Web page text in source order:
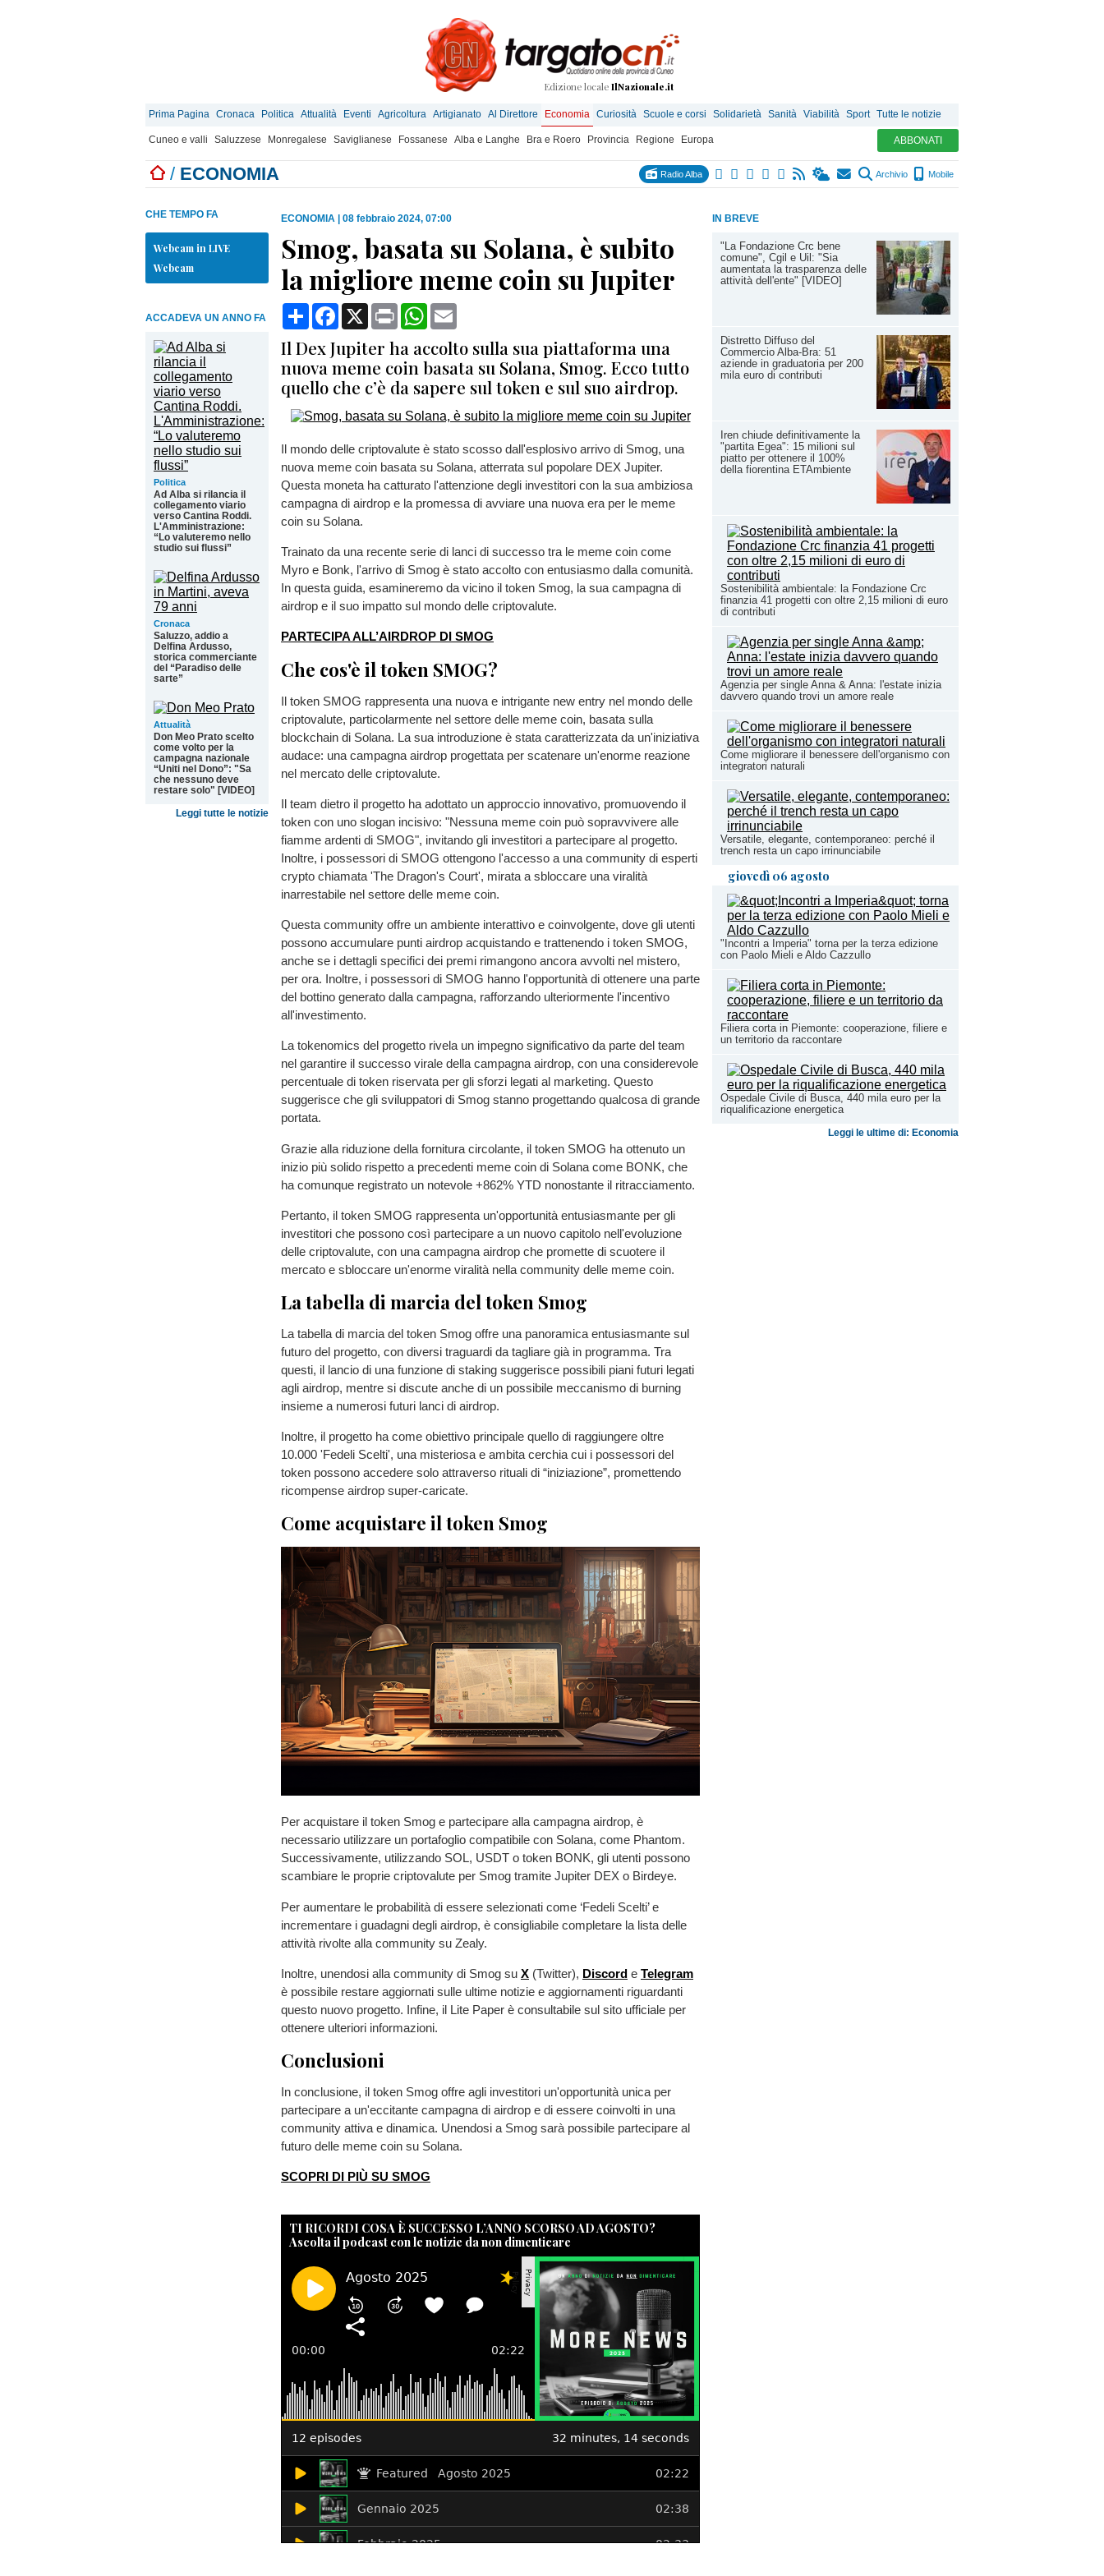
Edizione locale IlNazionale.it
Prima Pagina Cronaca Politica Attualità Eventi Agricoltura Artigianato Al Direttore Economia Curiosità Scuole e corsi Solidarietà Sanità Viabilità Sport Tutte le notizie
Cuneo e valli Saluzzese Monregalese Saviglianese Fossanese Alba e Langhe Bra e Roero Provincia Regione Europa ABBONATI
/ ECONOMIA Radio Alba Archivio Mobile
IN BREVE
"La Fondazione Crc bene
comune", Cgil e Uil: "Sia
aumentata la trasparenza delle
attività dell'ente" [VIDEO]
Distretto Diffuso del
Commercio Alba-Bra: 51
aziende in graduatoria per 200
mila euro di contributi
Iren chiude definitivamente la
"partita Egea": 15 milioni sul
piatto per ottenere il 100%
della fiorentina ETAmbiente
Sostenibilità ambientale: la Fondazione Crc
finanzia 41 progetti con oltre 2,15 milioni di euro
di contributi
Agenzia per single Anna & Anna: l'estate inizia
davvero quando trovi un amore reale
Come migliorare il benessere dell'organismo con
integratori naturali
Versatile, elegante, contemporaneo: perché il
trench resta un capo irrinunciabile
giovedì 06 agosto
"Incontri a Imperia" torna per la terza edizione
con Paolo Mieli e Aldo Cazzullo
Filiera corta in Piemonte: cooperazione, filiere e
un territorio da raccontare
Ospedale Civile di Busca, 440 mila euro per la
riqualificazione energetica
Leggi le ultime di: Economia
CHE TEMPO FA
Webcam in LIVE
Webcam
ACCADEVA UN ANNO FA
Politica
Ad Alba si rilancia il
collegamento viario
verso Cantina Roddi.
L'Amministrazione:
“Lo valuteremo nello
studio sui flussi”
Cronaca
Saluzzo, addio a
Delfina Ardusso,
storica commerciante
del “Paradiso delle
sarte”
Attualità
Don Meo Prato scelto
come volto per la
campagna nazionale
“Uniti nel Dono”: "Sa
che nessuno deve
restare solo" [VIDEO]
Leggi tutte le notizie
ECONOMIA 08 febbraio 2024, 07:00
Smog, basata su Solana, è subito
la migliore meme coin su Jupiter
CondividiFacebook
X Print WhatsApp
Il Dex Jupiter ha accolto sulla sua piattaforma una
nuova meme coin basata su Solana, Smog. Ecco tutto
quello che c’è da sapere sul token e sul suo airdrop.
Il mondo delle criptovalute è stato scosso dall'esplosivo arrivo di Smog, una
nuova meme coin basata su Solana, atterrata sul popolare DEX Jupiter.
Questa moneta ha catturato l'attenzione degli investitori con la sua ambiziosa
campagna di airdrop e la promessa di avviare una nuova era per le meme
coin su Solana.
Trainato da una recente serie di lanci di successo tra le meme coin come
Myro e Bonk, l'arrivo di Smog è stato accolto con entusiasmo dalla comunità.
In questa guida, esamineremo da vicino il token Smog, la sua campagna di
airdrop e il suo impatto sul mondo delle criptovalute.
PARTECIPA ALL’AIRDROP DI SMOG
Che cos'è il token SMOG?
Il token SMOG rappresenta una nuova e intrigante new entry nel mondo delle
criptovalute, particolarmente nel settore delle meme coin, basata sulla
blockchain di Solana. La sua introduzione è stata caratterizzata da un'iniziativa
audace: una campagna airdrop progettata per scatenare un'enorme reazione
nel mercato delle criptovalute.
Il team dietro il progetto ha adottato un approccio innovativo, promuovendo il
token con uno slogan incisivo: "Nessuna meme coin può sopravvivere alle
fiamme ardenti di SMOG", invitando gli investitori a partecipare al progetto.
Inoltre, i possessori di SMOG ottengono l'accesso a una community di esperti
crypto chiamata 'The Dragon's Court', mirata a sbloccare una viralità
inarrestabile nel settore delle meme coin.
Questa community offre un ambiente interattivo e coinvolgente, dove gli utenti
possono accumulare punti airdrop acquistando e trattenendo i token SMOG,
anche se i dettagli specifici dei premi rimangono ancora avvolti nel mistero,
per ora. Inoltre, i possessori di SMOG hanno l'opportunità di ottenere una parte
del bottino generato dalla campagna, rafforzando ulteriormente l'incentivo
all'investimento.
La tokenomics del progetto rivela un impegno significativo da parte del team
nel garantire il successo virale della campagna airdrop, con una considerevole
percentuale di token riservata per gli sforzi legati al marketing. Questo
suggerisce che gli sviluppatori di Smog stanno progettando qualcosa di grande
portata.
Grazie alla riduzione della fornitura circolante, il token SMOG ha ottenuto un
inizio più solido rispetto a precedenti meme coin di Solana come BONK, che
ha comunque registrato un notevole +862% YTD nonostante il ritracciamento.
Pertanto, il token SMOG rappresenta un'opportunità entusiasmante per gli
investitori che possono così partecipare a un nuovo capitolo nell'evoluzione
delle criptovalute, con una campagna airdrop che promette di scuotere il
mercato e sbloccare un'enorme viralità nella community delle meme coin.
La tabella di marcia del token Smog
La tabella di marcia del token Smog offre una panoramica entusiasmante sul
futuro del progetto, con diversi traguardi da tagliare già in programma. Tra
questi, il lancio di una funzione di staking suggerisce possibili piani futuri legati
agli airdrop, mentre si discute anche di un possibile meccanismo di burning
insieme a numerosi futuri lanci di airdrop.
Inoltre, il progetto ha come obiettivo principale quello di raggiungere oltre
10.000 'Fedeli Scelti', una misteriosa e ambita cerchia cui i possessori del
token possono accedere solo attraverso rituali di “iniziazione”, promettendo
ricompense airdrop super-caricate.
Come acquistare il token Smog
Per acquistare il token Smog e partecipare alla campagna airdrop, è
necessario utilizzare un portafoglio compatibile con Solana, come Phantom.
Successivamente, utilizzando SOL, USDT o token BONK, gli utenti possono
scambiare le proprie criptovalute per Smog tramite Jupiter DEX o Birdeye.
Per aumentare le probabilità di essere selezionati come ‘Fedeli Scelti’ e
incrementare i guadagni degli airdrop, è consigliabile completare la lista delle
attività rivolte alla community su Zealy.
Inoltre, unendosi alla community di Smog su X (Twitter), Discord e Telegram
è possibile restare aggiornati sulle ultime notizie e aggiornamenti riguardanti
questo nuovo progetto. Infine, il Lite Paper è consultabile sul sito ufficiale per
ottenere ulteriori informazioni.
Conclusioni
In conclusione, il token Smog offre agli investitori un'opportunità unica per
partecipare a un'eccitante campagna di airdrop e di essere coinvolti in una
community attiva e dinamica. Unendosi a Smog sarà possibile partecipare al
futuro delle meme coin su Solana.
SCOPRI DI PIÙ SU SMOG
TI RICORDI COSA È SUCCESSO L’ANNO SCORSO AD AGOSTO?
Ascolta il podcast con le notizie da non dimenticare